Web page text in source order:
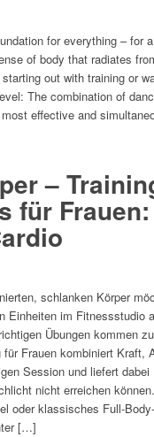
for everything – for
of body that radiates
starting out with training or
The combination of
effective and
–
für
schlanken Körper
Einheiten im Fitnessstudio
Übungen kommen
für Frauen kombiniert Kraft,
Session und liefert
nicht erreichen
oder klassisches Full-
[…]